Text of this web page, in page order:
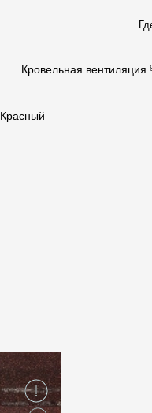
Кровельная вентиляция
Красный